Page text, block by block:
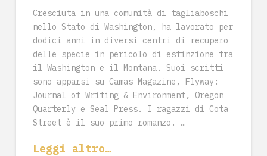
Cresciuta in una comunità di tagliaboschi
nello Stato di Washington, ha lavorato per
dodici anni in diversi centri di recupero
delle specie in pericolo di estinzione tra
il Washington e il Montana. Suoi scritti
sono apparsi su Camas Magazine, Flyway:
Journal of Writing & Environment, Oregon
Quarterly e Seal Press. I ragazzi di Cota
Street è il suo primo romanzo. …
Leggi altro…